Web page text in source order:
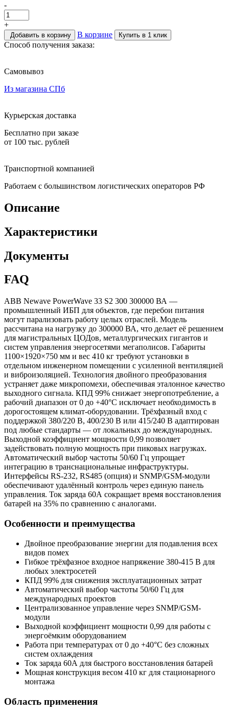
-
+
Добавить в корзину В корзине Купить в 1 клик
Способ получения заказа:
Самовывоз
Из магазина СПб
Курьерская доставка
Бесплатно при заказе
от 100 тыс. рублей
Транспортной компанией
Работаем с большинством логистических операторов РФ
Описание
Характеристики
Документы
FAQ
ABB Newave PowerWave 33 S2 300 300000 ВА —
промышленный ИБП для объектов, где перебои питания
могут парализовать работу целых отраслей. Модель
рассчитана на нагрузку до 300000 ВА, что делает её решением
для магистральных ЦОДов, металлургических гигантов и
систем управления энергосетями мегаполисов. Габариты
1100×1920×750 мм и вес 410 кг требуют установки в
отдельном инженерном помещении с усиленной вентиляцией
и виброизоляцией. Технология двойного преобразования
устраняет даже микропомехи, обеспечивая эталонное качество
выходного сигнала. КПД 99% снижает энергопотребление, а
рабочий диапазон от 0 до +40°C исключает необходимость в
дорогостоящем климат-оборудовании. Трёхфазный вход с
поддержкой 380/220 В, 400/230 В или 415/240 В адаптирован
под любые стандарты — от локальных до международных.
Выходной коэффициент мощности 0,99 позволяет
задействовать полную мощность при пиковых нагрузках.
Автоматический выбор частоты 50/60 Гц упрощает
интеграцию в транснациональные инфраструктуры.
Интерфейсы RS-232, RS485 (опция) и SNMP/GSM-модули
обеспечивают удалённый контроль через единую панель
управления. Ток заряда 60А сокращает время восстановления
батарей на 35% по сравнению с аналогами.
Особенности и преимущества
Двойное преобразование энергии для подавления всех
видов помех
Гибкое трёхфазное входное напряжение 380-415 В для
любых электросетей
КПД 99% для снижения эксплуатационных затрат
Автоматический выбор частоты 50/60 Гц для
международных проектов
Централизованное управление через SNMP/GSM-
модули
Выходной коэффициент мощности 0,99 для работы с
энергоёмким оборудованием
Работа при температурах от 0 до +40°C без сложных
систем охлаждения
Ток заряда 60А для быстрого восстановления батарей
Мощная конструкция весом 410 кг для стационарного
монтажа
Область применения